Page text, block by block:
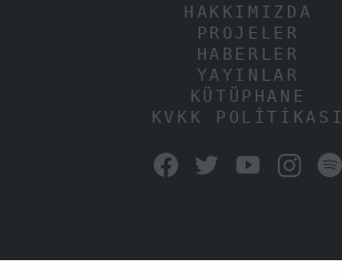
HAKKIMIZDA
PROJELER
HABERLER
YAYINLAR
KÜTÜPHANE
KVKK POLİTİKASI